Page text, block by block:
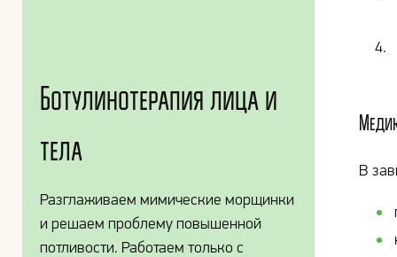
Ботулинотерапия лица и
тела
Разглаживаем мимические морщинки
и решаем проблему повышенной
потливости. Работаем только с
В